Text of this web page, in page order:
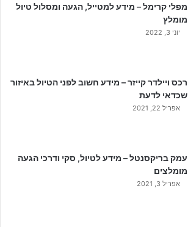
מפלי קרימל – מידע למטייל, הגעה ומסלול טיול
מומלץ
יוני 3, 2022
רכס ויילדר קייזר – מידע חשוב לפני הטיול באיזור
שכדאי לדעת
אפריל 22, 2021
עמק בריקסנטל – מידע לטיול, סקי ודרכי הגעה
מומלצים
אפריל 3, 2021